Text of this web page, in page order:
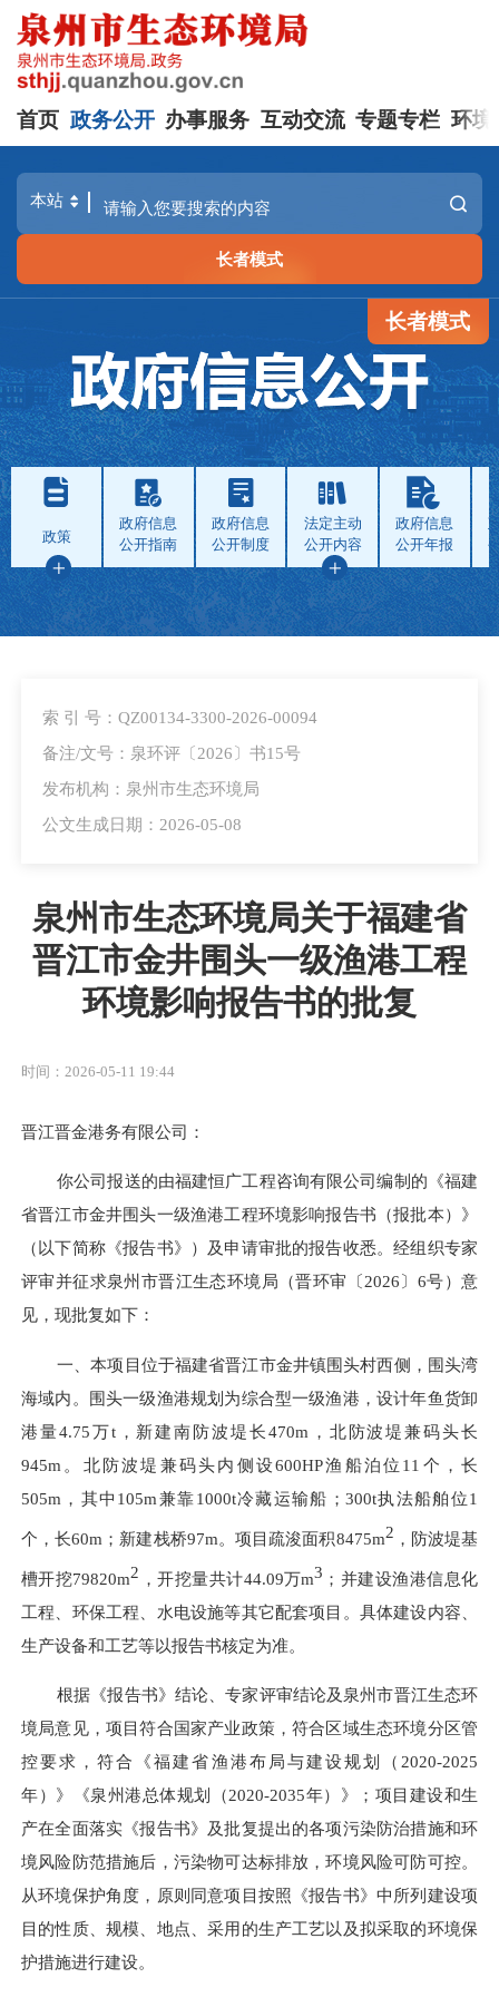
首页 政务公开 办事服务 互动交流 专题专栏 环境
长者模式
长者模式
政策
政府信息
公开指南
政府信息
公开制度
法定主动
公开内容
政府信息
公开年报
索 引 号：QZ00134-3300-2026-00094
备注/文号：泉环评〔2026〕书15号
发布机构：泉州市生态环境局
公文生成日期：2026-05-08
泉州市生态环境局关于福建省
晋江市金井围头一级渔港工程
环境影响报告书的批复
时间：2026-05-11 19:44
晋江晋金港务有限公司 ：
你公司报送的由福建恒广工程咨询有限公司编制的《福建
省晋江市金井围头一级渔港工程环境影响报告书（报批本）》
（以下简称《报告书》）及申请审批的报告收悉。经组织专家
评审并征求泉州市晋江生态环境局（晋环审 〔2026〕 6号）意
见，现批复如下：
一、本项目位于福建省晋江市金井镇围头村西侧，围头湾
海域内 。围头一级渔港规划为综合型一级渔港，设计年鱼货卸
港量4.75万t，新建南防波堤长470m，北防波堤兼码头长
945m。北防波堤兼码头内侧设600HP渔船泊位11个，长
505m，其中105m兼靠1000t冷藏运输船；300t执法船舶位1
个，长60m；新建栈桥97m。 项目 疏浚面积8475m2 ，防波堤基
槽开挖79820m2 ，开挖量共计44.09万m3 ；并建设渔港信息化
工程、环保工程、水电设施等其它配套项目。 具体建设内容、
生产设备和工艺等以报告书核定为准。
根据《报告书》结论、专家评审结论及泉州市晋江生态环
境局意见，项目符合国家产业政策，符合区域生态环境分区管
控要求，符合《福建省渔港布局与建设规划（ 2020-2025
年）》《泉州港总体规划（2020-2035年）》
；项目建设和生
产在全面落实《报告书》及批复提出的各项污染防治措施和环
境风险防范措施后，污染物可达标排放，环境风险可防可控。
从环境保护角度，原则同意项目按照《报告书》中所列建设项
目的性质、规模、地点、采用的生产工艺以及拟采取的环境保
护措施进行建设。